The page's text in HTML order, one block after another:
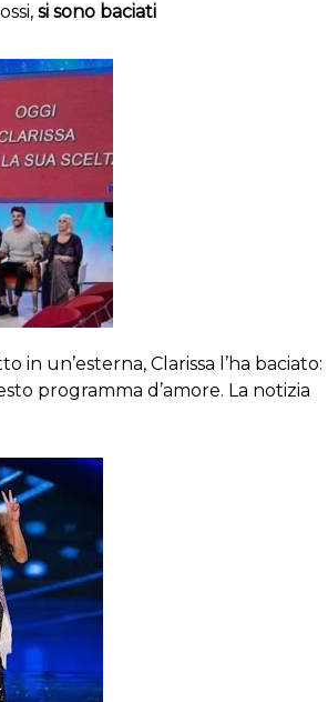
si sono baciati
in un’esterna, Clarissa l’ha baciato:
programma d’amore. La notizia